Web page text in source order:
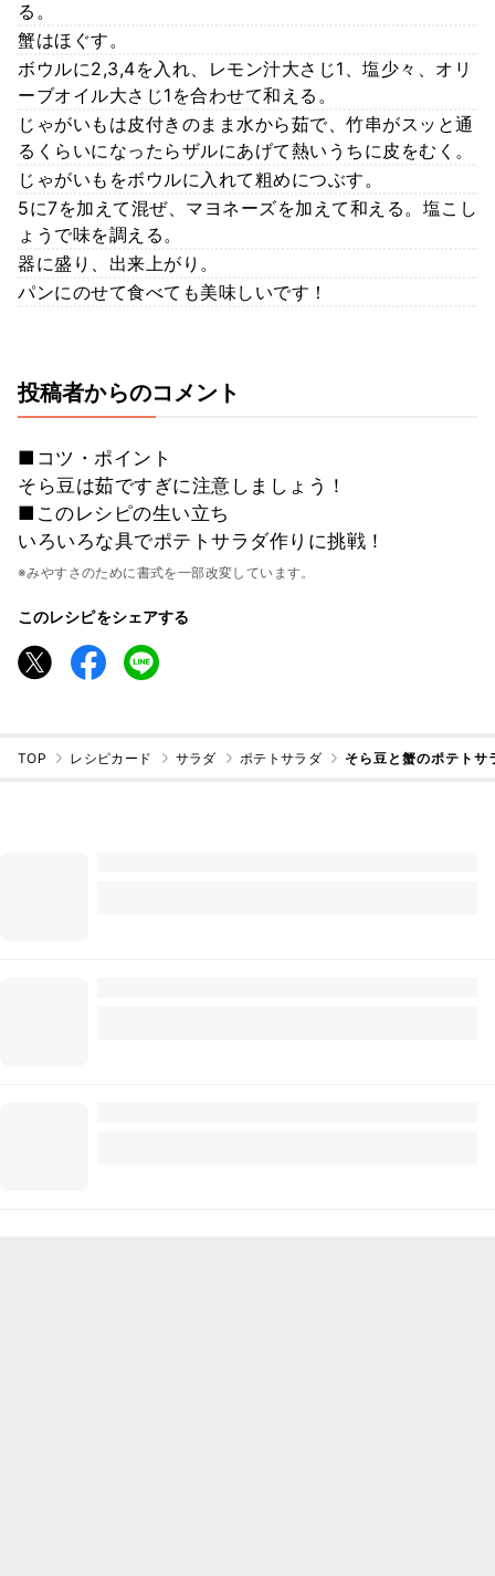
る。
蟹はほぐす。
ボウルに2,3,4を入れ、レモン汁大さじ1、塩少々、オリ
ーブオイル大さじ1を合わせて和える。
じゃがいもは皮付きのまま水から茹で、竹串がスッと通
るくらいになったらザルにあげて熱いうちに皮をむく。
じゃがいもをボウルに入れて粗めにつぶす。
5に7を加えて混ぜ、マヨネーズを加えて和える。塩こし
ょうで味を調える。
器に盛り、出来上がり。
パンにのせて食べても美味しいです！
投稿者からのコメント
■コツ・ポイント
そら豆は茹ですぎに注意しましょう！
■このレシピの生い立ち
いろいろな具でポテトサラダ作りに挑戦！
※みやすさのために書式を一部改変しています。
このレシピをシェアする
TOP レシピカード サラダ ポテトサラダ そら豆と蟹のポテトサ